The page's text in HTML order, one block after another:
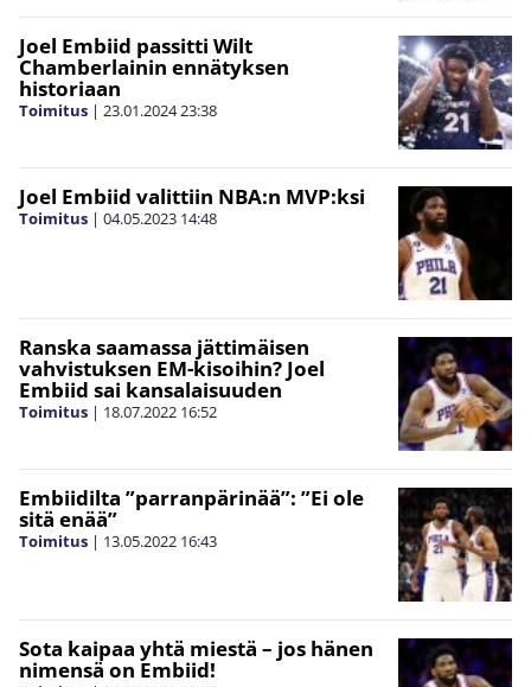
Joel Embiid passitti Wilt
Chamberlainin ennätyksen
historiaan
Toimitus | 23.01.2024 23:38
Joel Embiid valittiin NBA:n MVP:ksi
Toimitus | 04.05.2023 14:48
Ranska saamassa jättimäisen
vahvistuksen EM-kisoihin? Joel
Embiid sai kansalaisuuden
Toimitus | 18.07.2022 16:52
Embiidilta ”parranpärinää”: ”Ei ole
sitä enää”
Toimitus | 13.05.2022 16:43
Sota kaipaa yhtä miestä – jos hänen
nimensä on Embiid!